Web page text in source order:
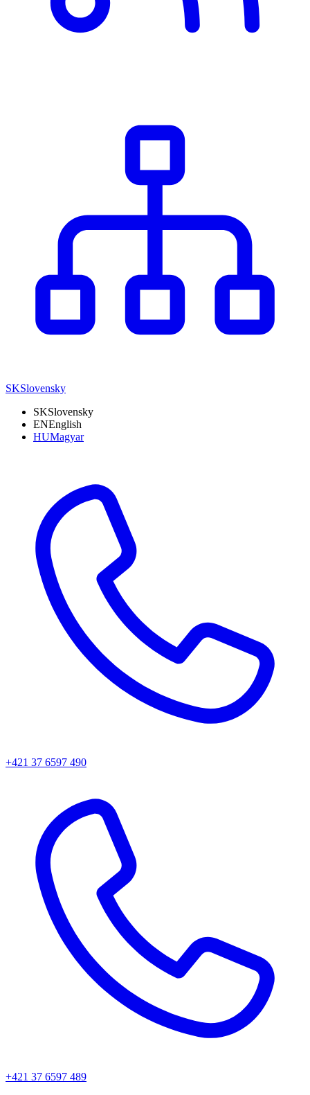
SKSlovensky
SKSlovensky
ENEnglish
HUMagyar
+421 37 6597 490
+421 37 6597 489